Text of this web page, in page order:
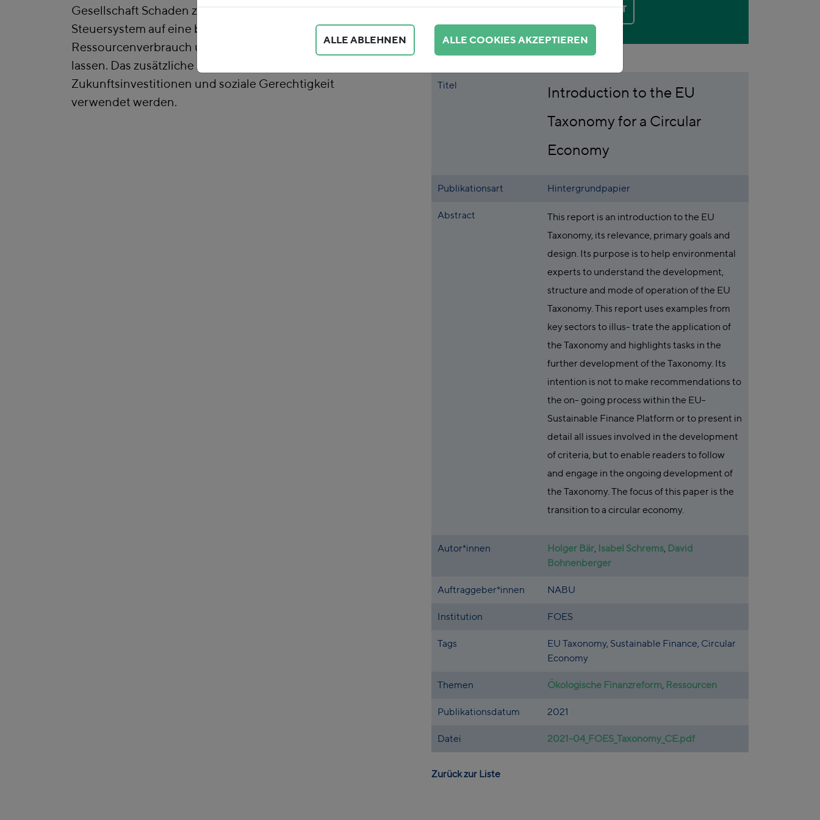
Gesellschaft Schaden zufügen, indem wir unser
Steuersystem auf eine breitere Basis stellen sowie
Ressourcenverbrauch und Klimabelastung teurer werden
lassen. Das zusätzliche Aufkommen sollte nachhaltig für
Zukunftsinvestitionen und soziale Gerechtigkeit
verwendet werden.
KONTAKT
Titel
Introduction to the EU
Taxonomy for a Circular
Economy
Publikationsart Hintergrundpapier
Abstract
This report is an introduction to the EU
Taxonomy, its relevance, primary goals and
design. Its purpose is to help environmental
experts to understand the development,
structure and mode of operation of the EU
Taxonomy. This report uses examples from
key sectors to illus- trate the application of
the Taxonomy and highlights tasks in the
further development of the Taxonomy. Its
intention is not to make recommendations to
the on- going process within the EU-
Sustainable Finance Platform or to present in
detail all issues involved in the development
of criteria, but to enable readers to follow
and engage in the ongoing development of
the Taxonomy. The focus of this paper is the
transition to a circular economy.
Autor*innen Holger Bär, Isabel Schrems, David
Bohnenberger
Auftraggeber*innen NABU
Institution FOES
Tags
EU Taxonomy, Sustainable Finance, Circular
Economy
Themen Ökologische Finanzreform, Ressourcen
Publikationsdatum 2021
Datei 2021-04_FOES_Taxonomy_CE.pdf
Zurück zur Liste
ALLE ABLEHNEN ALLE COOKIES AKZEPTIEREN